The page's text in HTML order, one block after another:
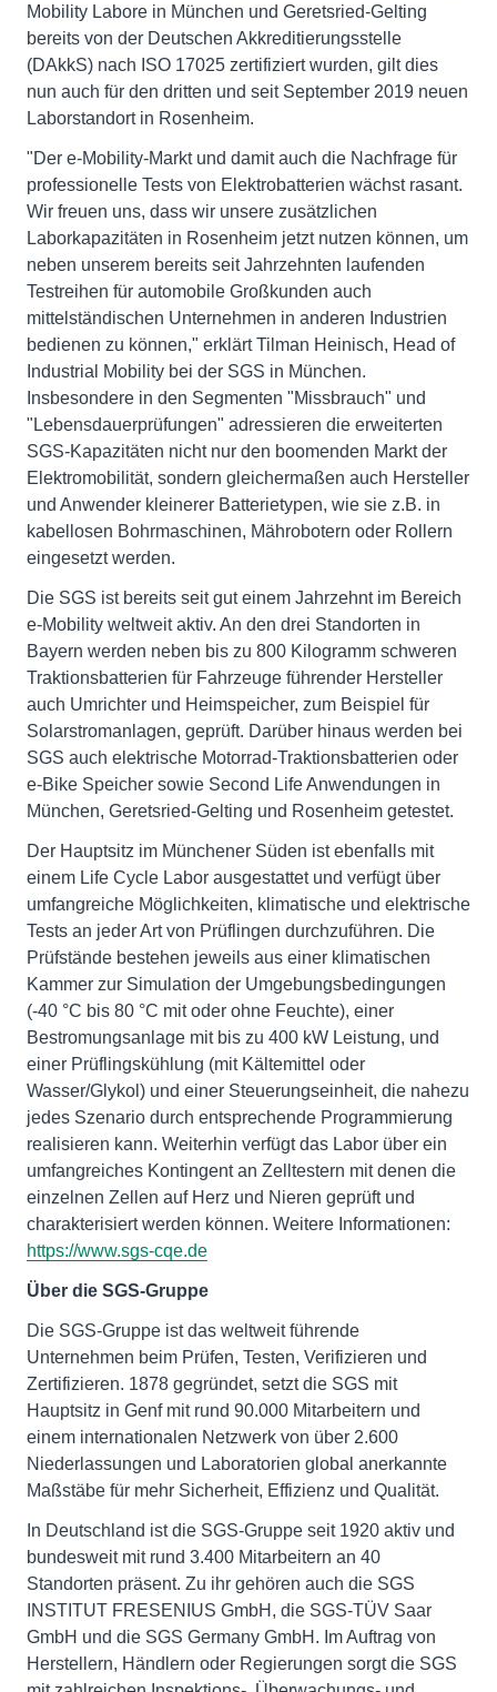
Mobility Labore in München und Geretsried-Gelting
bereits von der Deutschen Akkreditierungsstelle
(DAkkS) nach ISO 17025 zertifiziert wurden, gilt dies
nun auch für den dritten und seit September 2019 neuen
Laborstandort in Rosenheim.
"Der e-Mobility-Markt und damit auch die Nachfrage für
professionelle Tests von Elektrobatterien wächst rasant.
Wir freuen uns, dass wir unsere zusätzlichen
Laborkapazitäten in Rosenheim jetzt nutzen können, um
neben unserem bereits seit Jahrzehnten laufenden
Testreihen für automobile Großkunden auch
mittelständischen Unternehmen in anderen Industrien
bedienen zu können," erklärt Tilman Heinisch, Head of
Industrial Mobility bei der SGS in München.
Insbesondere in den Segmenten "Missbrauch" und
"Lebensdauerprüfungen" adressieren die erweiterten
SGS-Kapazitäten nicht nur den boomenden Markt der
Elektromobilität, sondern gleichermaßen auch Hersteller
und Anwender kleinerer Batterietypen, wie sie z.B. in
kabellosen Bohrmaschinen, Mährobotern oder Rollern
eingesetzt werden.
Die SGS ist bereits seit gut einem Jahrzehnt im Bereich
e-Mobility weltweit aktiv. An den drei Standorten in
Bayern werden neben bis zu 800 Kilogramm schweren
Traktionsbatterien für Fahrzeuge führender Hersteller
auch Umrichter und Heimspeicher, zum Beispiel für
Solarstromanlagen, geprüft. Darüber hinaus werden bei
SGS auch elektrische Motorrad-Traktionsbatterien oder
e-Bike Speicher sowie Second Life Anwendungen in
München, Geretsried-Gelting und Rosenheim getestet.
Der Hauptsitz im Münchener Süden ist ebenfalls mit
einem Life Cycle Labor ausgestattet und verfügt über
umfangreiche Möglichkeiten, klimatische und elektrische
Tests an jeder Art von Prüflingen durchzuführen. Die
Prüfstände bestehen jeweils aus einer klimatischen
Kammer zur Simulation der Umgebungsbedingungen
(-40 °C bis 80 °C mit oder ohne Feuchte), einer
Bestromungsanlage mit bis zu 400 kW Leistung, und
einer Prüflingskühlung (mit Kältemittel oder
Wasser/Glykol) und einer Steuerungseinheit, die nahezu
jedes Szenario durch entsprechende Programmierung
realisieren kann. Weiterhin verfügt das Labor über ein
umfangreiches Kontingent an Zelltestern mit denen die
einzelnen Zellen auf Herz und Nieren geprüft und
charakterisiert werden können. Weitere Informationen:
https://www.sgs-cqe.de
Über die SGS-Gruppe
Die SGS-Gruppe ist das weltweit führende
Unternehmen beim Prüfen, Testen, Verifizieren und
Zertifizieren. 1878 gegründet, setzt die SGS mit
Hauptsitz in Genf mit rund 90.000 Mitarbeitern und
einem internationalen Netzwerk von über 2.600
Niederlassungen und Laboratorien global anerkannte
Maßstäbe für mehr Sicherheit, Effizienz und Qualität.
In Deutschland ist die SGS-Gruppe seit 1920 aktiv und
bundesweit mit rund 3.400 Mitarbeitern an 40
Standorten präsent. Zu ihr gehören auch die SGS
INSTITUT FRESENIUS GmbH, die SGS-TÜV Saar
GmbH und die SGS Germany GmbH. Im Auftrag von
Herstellern, Händlern oder Regierungen sorgt die SGS